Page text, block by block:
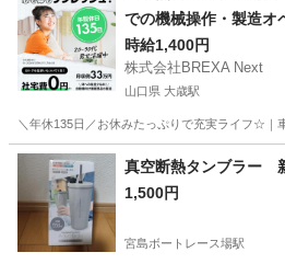
での機械操作・製造オ
時給1,400円
株式会社BREXA Next
山口県 大歳駅
＼年休135日／お休みたっぷりで充実ライフ☆｜
山口 山口市 大歳駅 その他
真空断熱タンブラー
1,500円
宮島ボートレース場駅